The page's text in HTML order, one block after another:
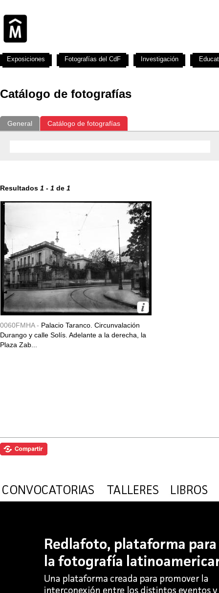
Catálogo de fotografías
General Catálogo de fotografías
Resultados 1 - 1 de 1
0060FMHA - Palacio Taranco. Circunvalación
Durango y calle Solís. Adelante a la derecha, la
Plaza Zab...
Exposiciones Fotografías del CdF Investigación